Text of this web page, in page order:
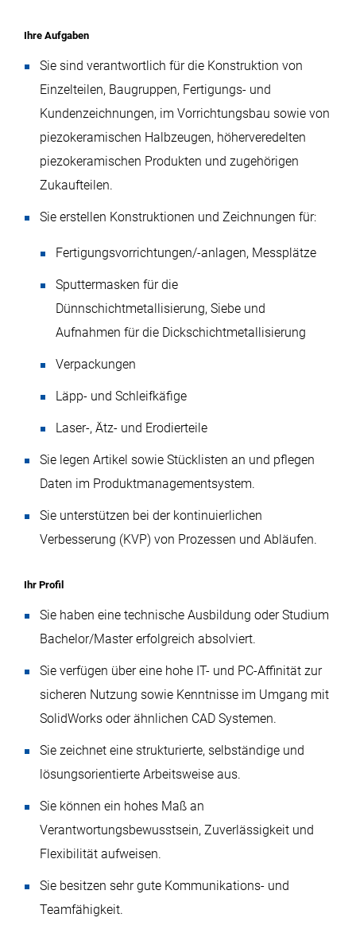
Ihre Aufgaben
Sie sind verantwortlich für die Konstruktion von
Einzelteilen, Baugruppen, Fertigungs- und
Kundenzeichnungen, im Vorrichtungsbau sowie von
piezokeramischen Halbzeugen, höherveredelten
piezokeramischen Produkten und zugehörigen
Zukaufteilen.
Sie erstellen Konstruktionen und Zeichnungen für:
Fertigungsvorrichtungen/-anlagen, Messplätze
Sputtermasken für die
Dünnschichtmetallisierung, Siebe und
Aufnahmen für die Dickschichtmetallisierung
Verpackungen
Läpp- und Schleifkäfige
Laser-, Ätz- und Erodierteile
Sie legen Artikel sowie Stücklisten an und pflegen
Daten im Produktmanagementsystem.
Sie unterstützen bei der kontinuierlichen
Verbesserung (KVP) von Prozessen und Abläufen.
Ihr Profil
Sie haben eine technische Ausbildung oder Studium
Bachelor/Master erfolgreich absolviert.
Sie verfügen über eine hohe IT- und PC-Affinität zur
sicheren Nutzung sowie Kenntnisse im Umgang mit
SolidWorks oder ähnlichen CAD Systemen.
Sie zeichnet eine strukturierte, selbständige und
lösungsorientierte Arbeitsweise aus.
Sie können ein hohes Maß an
Verantwortungsbewusstsein, Zuverlässigkeit und
Flexibilität aufweisen.
Sie besitzen sehr gute Kommunikations- und
Teamfähigkeit.